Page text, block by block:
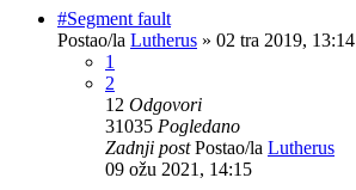
#Segment fault
Postao/la Lutherus » 02 tra 2019, 13:14
1
2
12 Odgovori
31035 Pogledano
Zadnji postPostao/la Lutherus
09 ožu 2021, 14:15